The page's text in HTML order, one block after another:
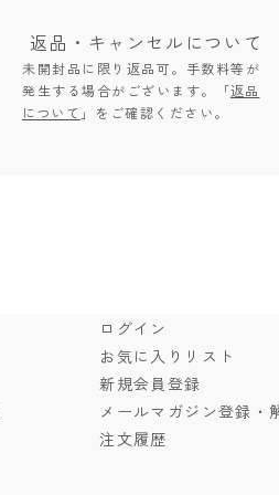
返品・キャンセル について
未開封品に限り返品可。手数料等が
発生する場合がございます。「返品
について 」をご確認ください。
ログイン
お気に入りリスト
新規会員登録
メールマガジン登録・
注文履歴